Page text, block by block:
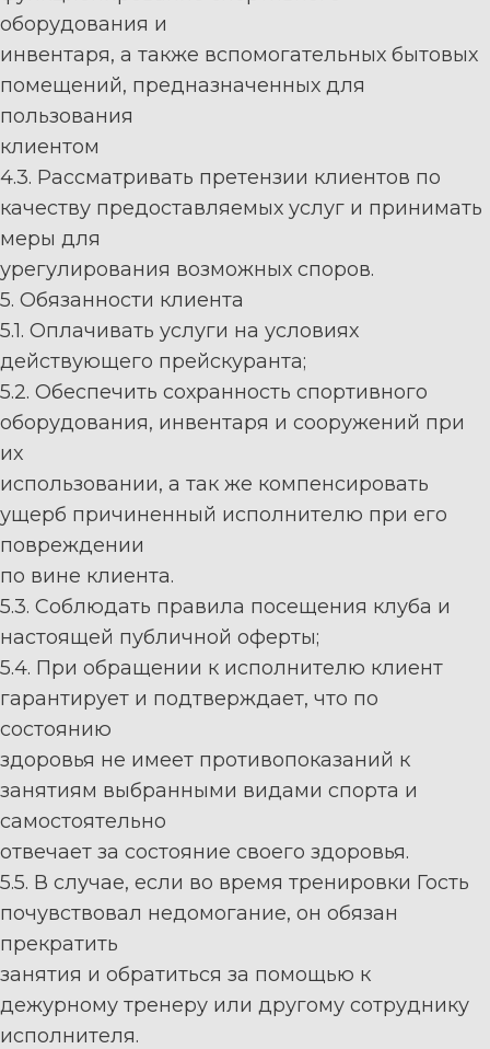
оборудования и
инвентаря, а также вспомогательных бытовых
помещений, предназначенных для
пользования
клиентом
4.3. Рассматривать претензии клиентов по
качеству предоставляемых услуг и принимать
меры для
урегулирования возможных споров.
5. Обязанности клиента
5.1. Оплачивать услуги на условиях
действующего прейскуранта;
5.2. Обеспечить сохранность спортивного
оборудования, инвентаря и сооружений при
их
использовании, а так же компенсировать
ущерб причиненный исполнителю при его
повреждении
по вине клиента.
5.3. Соблюдать правила посещения клуба и
настоящей публичной оферты;
5.4. При обращении к исполнителю клиент
гарантирует и подтверждает, что по
состоянию
здоровья не имеет противопоказаний к
занятиям выбранными видами спорта и
самостоятельно
отвечает за состояние своего здоровья.
5.5. В случае, если во время тренировки Гость
почувствовал недомогание, он обязан
прекратить
занятия и обратиться за помощью к
дежурному тренеру или другому сотруднику
исполнителя.